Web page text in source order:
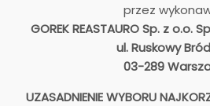
przez
GOREK REASTAURO Sp. z o.o.
ul. Ruskowy
03-289
UZASADNIENIE WYBORU